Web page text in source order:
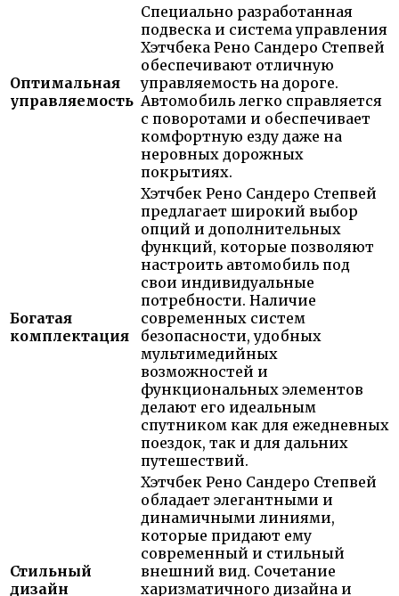
Оптимальная
управляемость
Специально разработанная
подвеска и система управления
Хэтчбека Рено Сандеро Степвей
обеспечивают отличную
управляемость на дороге.
Автомобиль легко справляется
с поворотами и обеспечивает
комфортную езду даже на
неровных дорожных
покрытиях.
Богатая
комплектация
Хэтчбек Рено Сандеро Степвей
предлагает широкий выбор
опций и дополнительных
функций, которые позволяют
настроить автомобиль под
свои индивидуальные
потребности. Наличие
современных систем
безопасности, удобных
мультимедийных
возможностей и
функциональных элементов
делают его идеальным
спутником как для ежедневных
поездок, так и для дальних
путешествий.
Стильный
дизайн
Хэтчбек Рено Сандеро Степвей
обладает элегантными и
динамичными линиями,
которые придают ему
современный и стильный
внешний вид. Сочетание
харизматичного дизайна и